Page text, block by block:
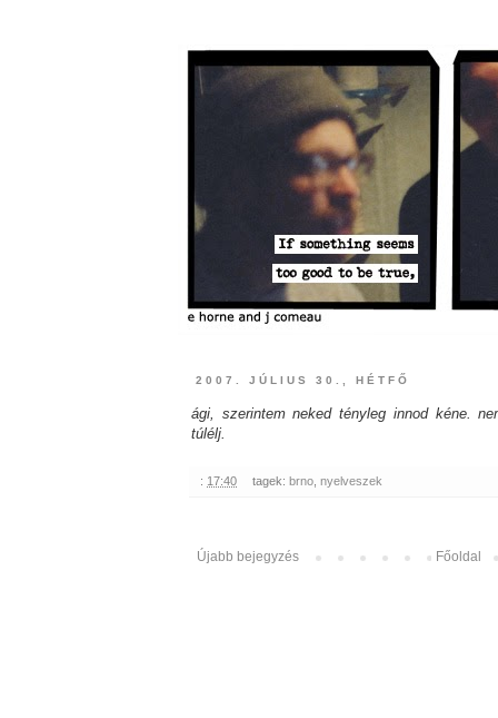
2007. JÚLIUS 30., HÉTFŐ
ági, szerintem neked tényleg innod kéne.
túlélj.
: 17:40 tagek: brno, nyelveszek
Újabb bejegyzés Főoldal